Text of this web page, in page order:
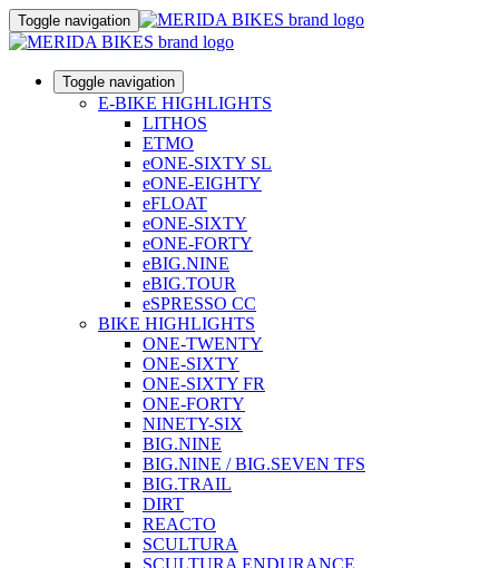
Toggle navigation
Toggle navigation
E-BIKE HIGHLIGHTS
LITHOS
ETMO
eONE-SIXTY SL
eONE-EIGHTY
eFLOAT
eONE-SIXTY
eONE-FORTY
eBIG.NINE
eBIG.TOUR
eSPRESSO CC
BIKE HIGHLIGHTS
ONE-TWENTY
ONE-SIXTY
ONE-SIXTY FR
ONE-FORTY
NINETY-SIX
BIG.NINE
BIG.NINE / BIG.SEVEN TFS
BIG.TRAIL
DIRT
REACTO
SCULTURA
SCULTURA ENDURANCE